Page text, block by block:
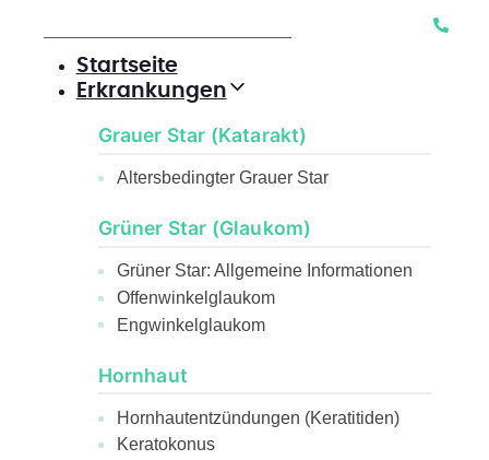
Startseite
Erkrankungen
Grauer Star (Katarakt)
Altersbedingter Grauer Star
Grüner Star (Glaukom)
Grüner Star: Allgemeine Informationen
Offenwinkelglaukom
Engwinkelglaukom
Hornhaut
Hornhautentzündungen (Keratitiden)
Keratokonus